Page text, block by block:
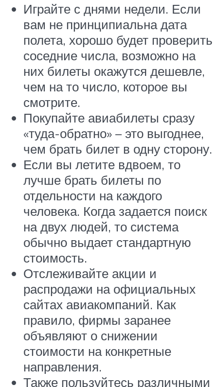
Играйте с днями недели. Если
вам не принципиальна дата
полета, хорошо будет проверить
соседние числа, возможно на
них билеты окажутся дешевле,
чем на то число, которое вы
смотрите.
Покупайте авиабилеты сразу
«туда-обратно» – это выгоднее,
чем брать билет в одну сторону.
Если вы летите вдвоем, то
лучше брать билеты по
отдельности на каждого
человека. Когда задается поиск
на двух людей, то система
обычно выдает стандартную
стоимость.
Отслеживайте акции и
распродажи на официальных
сайтах авиакомпаний. Как
правило, фирмы заранее
объявляют о снижении
стоимости на конкретные
направления.
Также пользуйтесь различными